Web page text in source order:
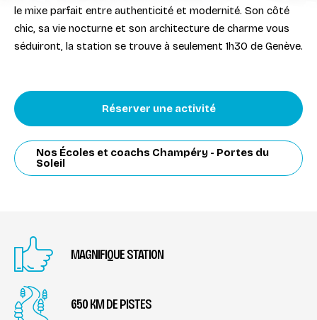
Deviens Moniteur
Accès moniteur
le mixe parfait entre authenticité et modernité. Son côté
chic, sa vie nocturne et son architecture de charme vous
séduiront, la station se trouve à seulement 1h30 de Genève.
Réserver une activité
Nos Écoles et coachs Champéry - Portes du
Soleil
MAGNIFIQUE STATION
650 KM DE PISTES